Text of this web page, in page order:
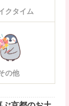
クタイム
の他